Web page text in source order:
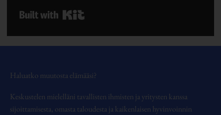
Haluatko muutosta elämääsi?
Keskustelen mielelläni tavallisten ihmisten ja yritysten kanssa
sijoittamisesta, omasta taloudesta ja kaikenlaisen hyvinvoinnin